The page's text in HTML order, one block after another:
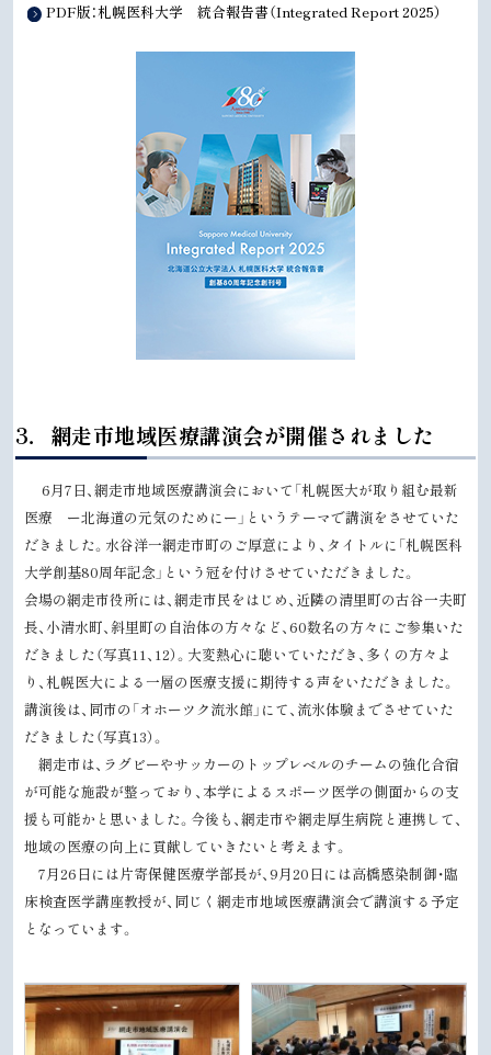
PDF版：札幌医科大学 統合報告書（Integrated Report 2025）
ト
ッ
3．網走市地域医療講演会が開催されました
6月7日、網走市地域医療講演会において「札幌医大が取り組む最新
医療 ー北海道の元気のためにー」というテーマで講演をさせていた
だきました。水谷洋一網走市町のご厚意により、タイトルに「札幌医科
大学創基80周年記念」という冠を付けさせていただきました。
会場の網走市役所には、網走市民をはじめ、近隣の清里町の古谷一夫町
長、小清水町、斜里町の自治体の方々など、60数名の方々にご参集いた
だきました（写真11、12）。大変熱心に聴いていただき、多くの方々よ
り、札幌医大による一層の医療支援に期待する声をいただきました。
講演後は、同市の「オホーツク流氷館」にて、流氷体験までさせていた
だきました（写真13）。
網走市は、ラグビーやサッカーのトップレベルのチームの強化合宿
が可能な施設が整っており、本学によるスポーツ医学の側面からの支
援も可能かと思いました。今後も、網走市や網走厚生病院と連携して、
地域の医療の向上に貢献していきたいと考えます。
7月26日には片寄保健医療学部長が、9月20日には高橋感染制御・臨
床検査医学講座教授が、同じく網走市地域医療講演会で講演する予定
となっています。